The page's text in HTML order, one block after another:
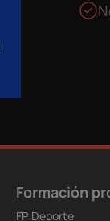
Formación
FP Deporte